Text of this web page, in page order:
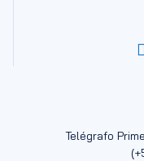
Telégrafo